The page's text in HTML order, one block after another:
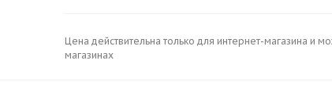
Цена действительна только для интернет-магазина и
магазинах